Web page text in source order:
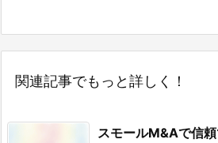
関連記事でもっと詳しく！
スモールM&Aで信